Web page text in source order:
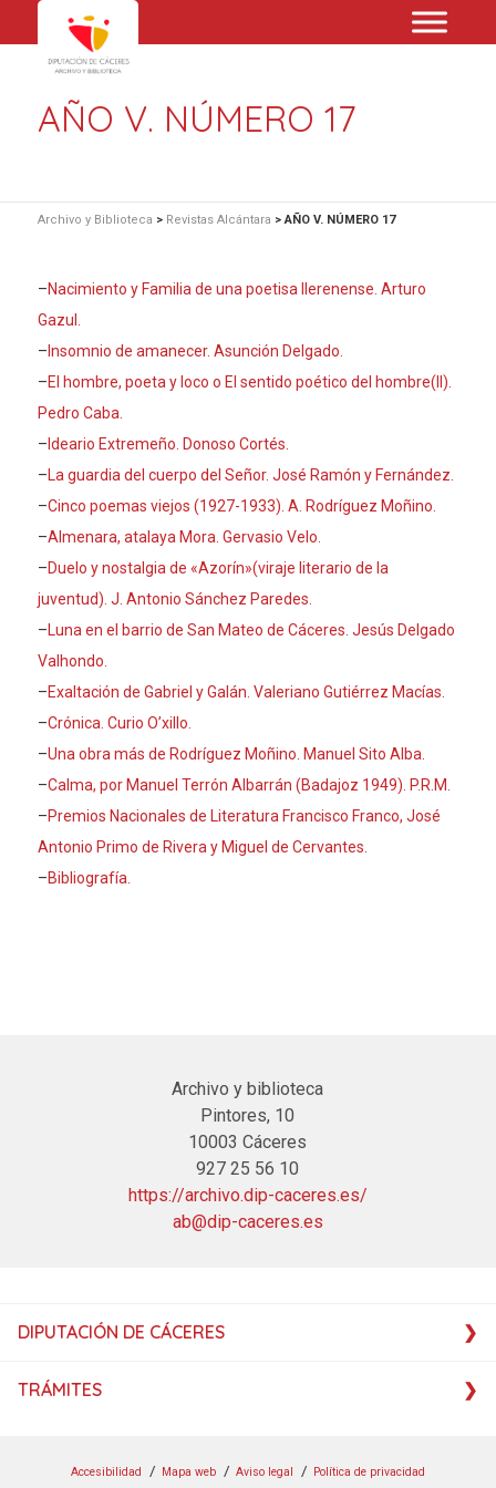
AÑO V. NÚMERO 17
Archivo y Biblioteca > Revistas Alcántara >AÑO V. NÚMERO 17
–Nacimiento y Familia de una poetisa llerenense. Arturo
Gazul.
– Insomnio de amanecer. Asunción Delgado.
–El hombre, poeta y loco o El sentido poético del hombre(II).
Pedro Caba.
– Ideario Extremeño. Donoso Cortés.
–La guardia del cuerpo del Señor. José Ramón y Fernández.
–Cinco poemas viejos (1927-1933). A. Rodríguez Moñino.
–Almenara, atalaya Mora. Gervasio Velo.
–Duelo y nostalgia de «Azorín»(viraje literario de la
juventud). J. Antonio Sánchez Paredes.
–Luna en el barrio de San Mateo de Cáceres. Jesús Delgado
Valhondo.
–Exaltación de Gabriel y Galán. Valeriano Gutiérrez Macías.
–Crónica. Curio O’xillo.
–Una obra más de Rodríguez Moñino. Manuel Sito Alba.
–Calma, por Manuel Terrón Albarrán (Badajoz 1949). P.R.M.
–Premios Nacionales de Literatura Francisco Franco, José
Antonio Primo de Rivera y Miguel de Cervantes.
–Bibliografía.
Archivo y biblioteca
Pintores, 10
10003 Cáceres
927 25 56 10
https://archivo.dip-caceres.es/
ab@dip-caceres.es
DIPUTACIÓN DE CÁCERES
TRÁMITES
Accesibilidad Mapa web Aviso legal Política de privacidad